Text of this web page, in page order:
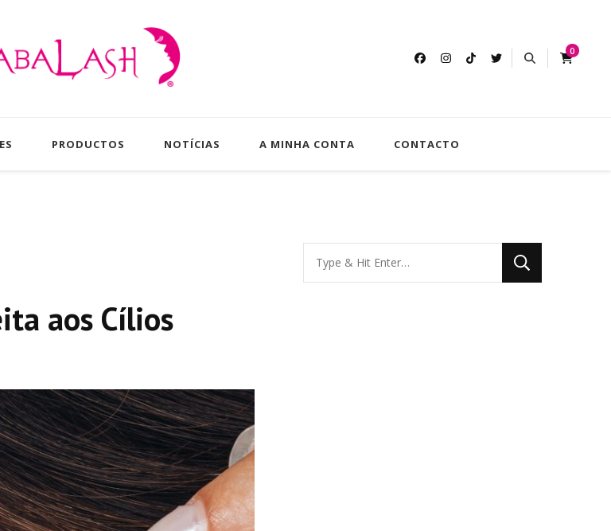
Dabalash
0
PRODUCTOS NOTÍCIAS A MINHA CONTA CONTACTO
aos Cílios
for